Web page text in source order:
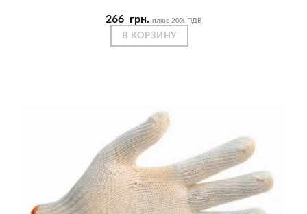
266 грн. плюс 20% ПДВ
В КОРЗИНУ